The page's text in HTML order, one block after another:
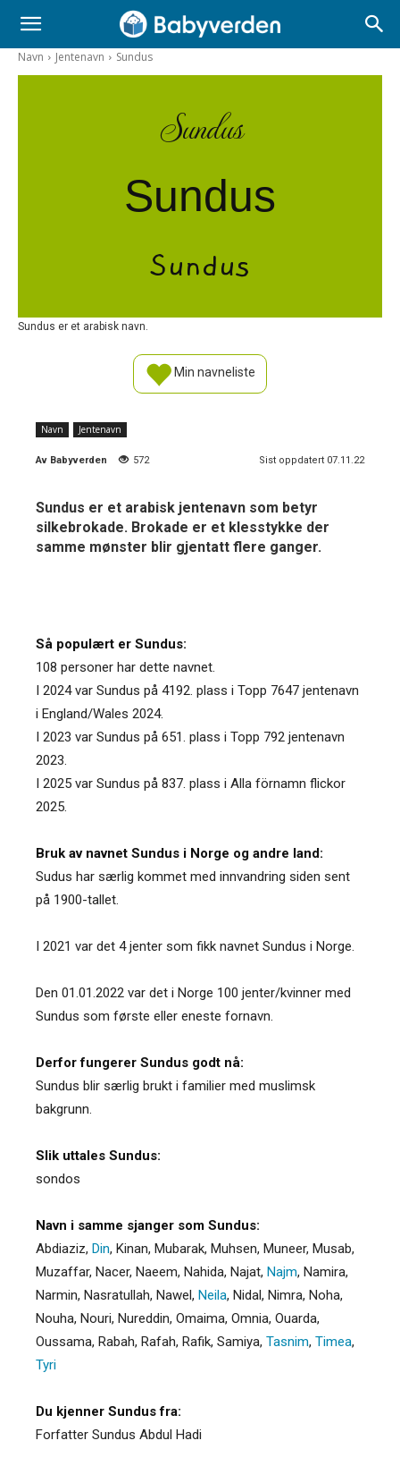
Navn Jentenavn Sundus
Sundus
Sundus
Sundus
Sundus er et arabisk navn.
Min navneliste
Navn Jentenavn
Av Babyverden 572 Sist oppdatert 07.11.22
Sundus er et arabisk jentenavn som betyr
silkebrokade. Brokade er et klesstykke der
samme mønster blir gjentatt flere ganger.
Så populært er Sundus:
108 personer har dette navnet.
I 2024 var Sundus på 4192. plass i Topp 7647 jentenavn
i England/Wales 2024.
I 2023 var Sundus på 651. plass i Topp 792 jentenavn
2023.
I 2025 var Sundus på 837. plass i Alla förnamn flickor
2025.
Bruk av navnet Sundus i Norge og andre land:
Sudus har særlig kommet med innvandring siden sent
på 1900-tallet.
I 2021 var det 4 jenter som fikk navnet Sundus i Norge.
Den 01.01.2022 var det i Norge 100 jenter/kvinner med
Sundus som første eller eneste fornavn.
Derfor fungerer Sundus godt nå:
Sundus blir særlig brukt i familier med muslimsk
bakgrunn.
Slik uttales Sundus:
sondos
Navn i samme sjanger som Sundus:
Abdiaziz, Din, Kinan, Mubarak, Muhsen, Muneer, Musab,
Muzaffar, Nacer, Naeem, Nahida, Najat, Najm, Namira,
Narmin, Nasratullah, Nawel, Neila, Nidal, Nimra, Noha,
Nouha, Nouri, Nureddin, Omaima, Omnia, Ouarda,
Oussama, Rabah, Rafah, Rafik, Samiya, Tasnim, Timea,
Tyri
Du kjenner Sundus fra:
Forfatter Sundus Abdul Hadi